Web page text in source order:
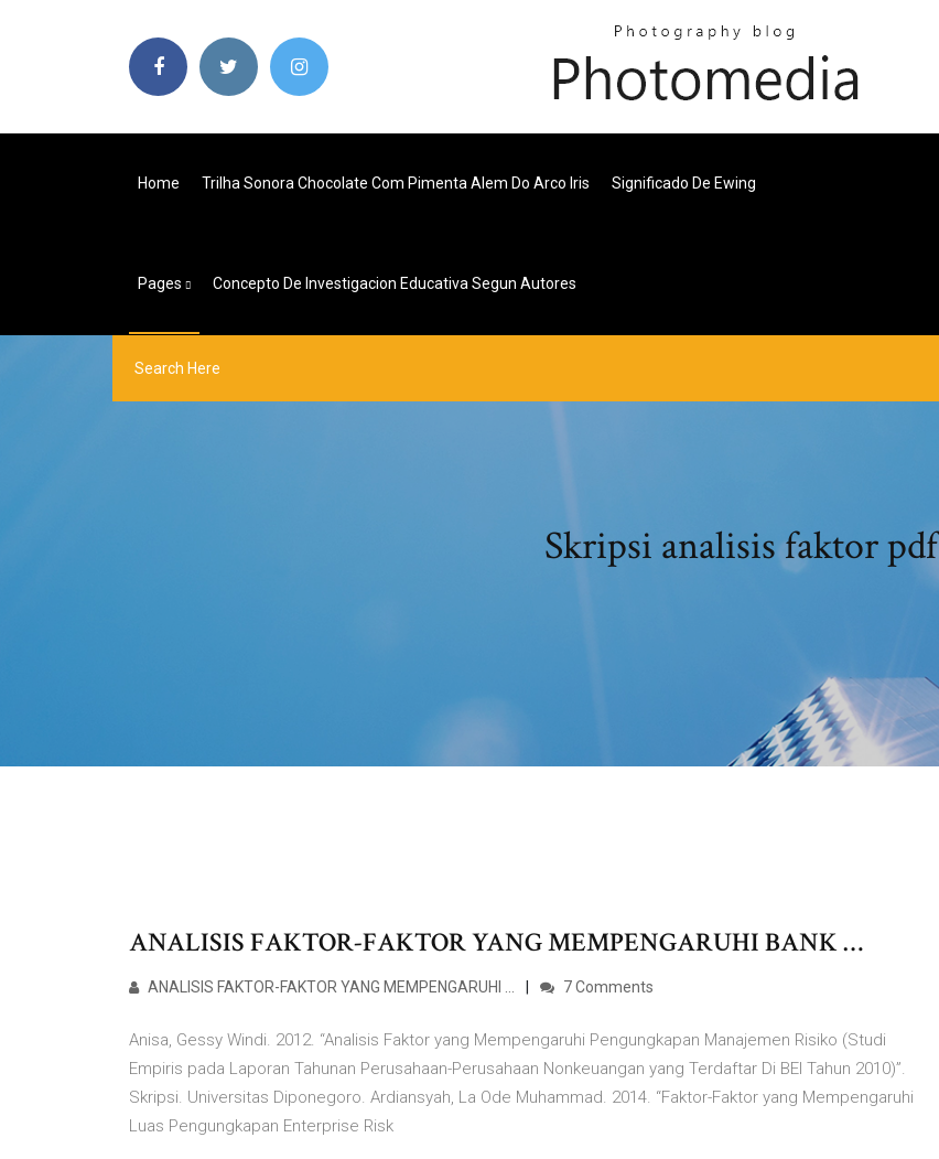
Home Trilha Sonora Chocolate Com Pimenta Alem Do Arco Iris Significado De Ewing
Pages Concepto De Investigacion Educativa Segun Autores
Skripsi analisis faktor pdf
ANALISIS FAKTOR-FAKTOR YANG MEMPENGARUHI BANK …
ANALISIS FAKTOR-FAKTOR YANG MEMPENGARUHI … 7 Comments
Anisa, Gessy Windi. 2012. “Analisis Faktor yang Mempengaruhi Pengungkapan Manajemen Risiko (Studi
Empiris pada Laporan Tahunan Perusahaan-Perusahaan Nonkeuangan yang Terdaftar Di BEI Tahun 2010)”.
Skripsi. Universitas Diponegoro. Ardiansyah, La Ode Muhammad. 2014. “Faktor-Faktor yang Mempengaruhi
Luas Pengungkapan Enterprise Risk